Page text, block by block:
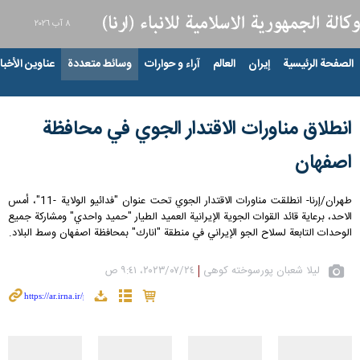
٨ آب ٢٠٢٦
الصفحة الرئيسية إيران العالم آراء و حوارات وسائط متعددة عناوين
انطلاق مناورات الاقتدار الجوي في محافظة
اصفهان
طهران/إرنا- انطلقت مناورات الاقتدار الجوي تحت عنوان "فدائيو الولاية -11"، أمس
الاحد، برعاية قائد القوات الجوية الإيرانية العميد الطيار "حميد واحدي" ومشاركة جميع
الوحدات التابعة لسلاح الجو الإيراني في منطقة "انارك" بمحافظة اصفهان وسط البلاد.
لیلا شعبان پورسوخته کوهی ٢٤‏/٠٧‏/٢٠٢٣، ٩:٤١ ص